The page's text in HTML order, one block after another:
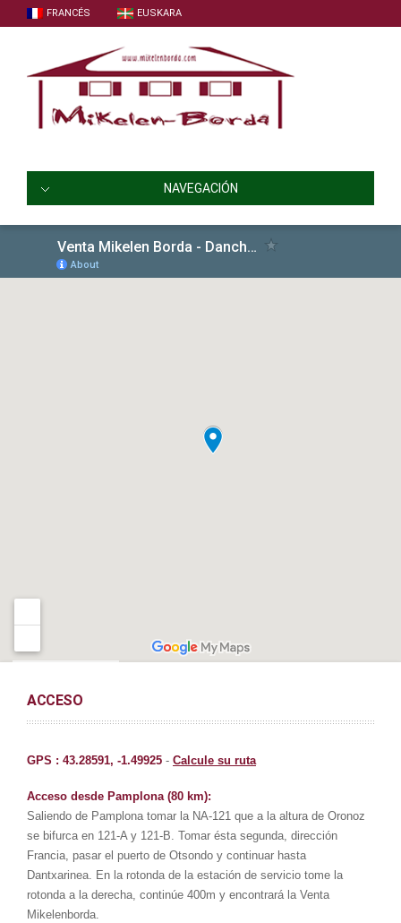
FRANCÉS EUSKARA
NAVEGACIÓN
ACCESO
GPS : 43.28591, -1.49925 - Calcule su ruta
Acceso desde Pamplona (80 km):
Saliendo de Pamplona tomar la NA-121 que a la altura de Oronoz
se bifurca en 121-A y 121-B. Tomar ésta segunda, dirección
Francia, pasar el puerto de Otsondo y continuar hasta
Dantxarinea. En la rotonda de la estación de servicio tome la
rotonda a la derecha, continúe 400m y encontrará la Venta
Mikelenborda.